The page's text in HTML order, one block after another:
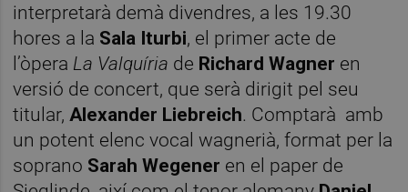
interpretarà demà divendres, a les 19.30
hores a la Sala Iturbi, el primer acte de
l’òpera La Valquíria de Richard Wagner en
versió de concert, que serà dirigit pel seu
titular,Alexander Liebreich. Comptarà amb
un potent elenc vocal wagnerià, format per la
soprano Sarah Wegener en el paper de